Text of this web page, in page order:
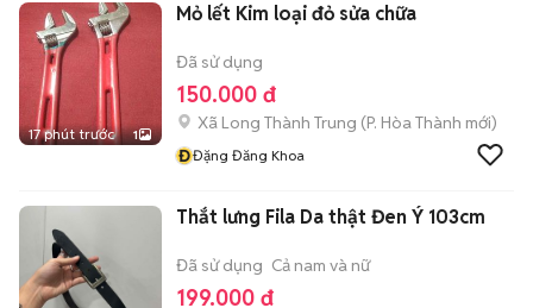
17 phút trước 1
Mỏ lết Kim loại đỏ sửa chữa
Đã sử dụng
150.000 đ
Xã Long Thành Trung (P. Hòa Thành mới)
ĐĐặng Đăng Khoa
Thắt lưng Fila Da thật Đen Ý 103cm
Đã sử dụng Cả nam và nữ
199.000 đ